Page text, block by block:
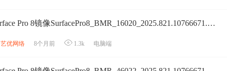
Surface Pro 8镜像SurfacePro8_BMR_16020_2025.821.10766671.zip网盘下载
艺优网络 8个月前 1.3k 电脑端